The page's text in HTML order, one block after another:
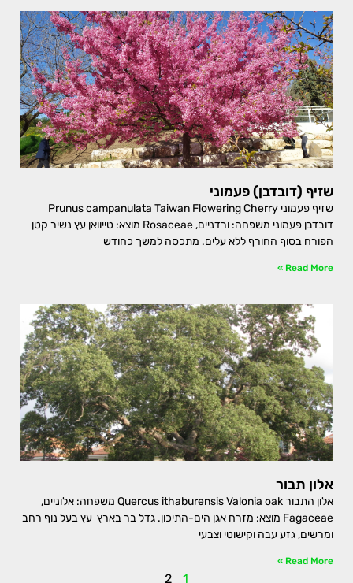
שזיף (דובדבן) פעמוני
דובדבן פעמוני משפחה: ורדניים, Rosaceae מוצא: טייוואן עץ נשיר קטן
הפורח בסוף החורף ללא עלים. מתכסה למשך כחודש
Read More »
אלון תבור
אלון התבור Quercus ithaburensis Valonia oak משפחה: אלוניים,
Fagaceae מוצא: מזרח אגן הים-התיכון. גדל בר בארץ עץ בעל נוף רחב
ומרשים, גזע עבה וקישוטי וצבעי
Read More »
1
2